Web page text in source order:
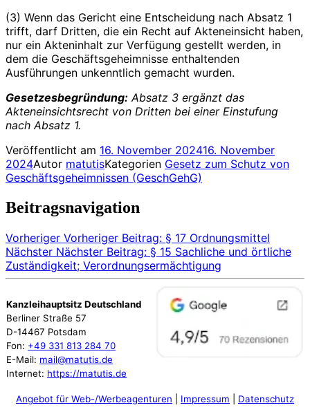
(3) Wenn das Gericht eine Entscheidung nach Absatz 1
trifft, darf Dritten, die ein Recht auf Akteneinsicht haben,
nur ein Akteninhalt zur Verfügung gestellt werden, in
dem die Geschäftsgeheimnisse enthaltenden
Ausführungen unkenntlich gemacht wurden.
Gesetzesbegründung: Absatz 3 ergänzt das
Akteneinsichtsrecht von Dritten bei einer Einstufung
nach Absatz 1.
Veröffentlicht am 16. November 202416. November
2024Autor matutisKategorien Gesetz zum Schutz von
Geschäftsgeheimnissen (GeschGehG)
Beitragsnavigation
Vorheriger Vorheriger Beitrag: § 17 Ordnungsmittel
Nächster Nächster Beitrag: § 15 Sachliche und örtliche
Zuständigkeit; Verordnungsermächtigung
Kanzleihauptsitz Deutschland
Berliner Straße 57
D-14467 Potsdam
Fon: +49 331 813 284 70
E-Mail: mail@matutis.de
Internet: https://matutis.de
Angebot für Web-/Werbeagenturen Impressum Datenschutz